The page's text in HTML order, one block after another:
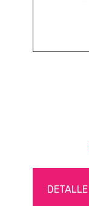
DETALLE